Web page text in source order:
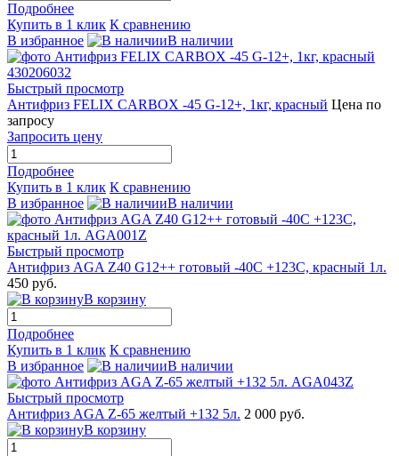
Подробнее
Купить в 1 клик К сравнению
В избранное
В наличии
Быстрый просмотр
Антифриз FELIX CARBOX -45 G-12+, 1кг, красный Цена по
запросу
Запросить цену
Подробнее
Купить в 1 клик К сравнению
В избранное
В наличии
Быстрый просмотр
Антифриз AGA Z40 G12++ готовый -40C +123С, красный 1л.
450 руб.
В корзину
Подробнее
Купить в 1 клик К сравнению
В избранное
В наличии
Быстрый просмотр
Антифриз AGA Z-65 желтый +132 5л. 2 000 руб.
В корзину